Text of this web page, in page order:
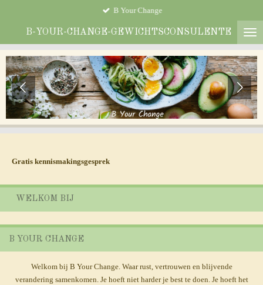
hoofdinhoud
B-YOUR-CHANGE-GEWICHTSCONSULENTE
B Your Change
Gratis kennismakingsgesprek
WELKOM BIJ
B YOUR CHANGE
Welkom bij B Your Change. Waar rust, vertrouwen en blijvende
verandering samenkomen. Je hoeft niet harder je best te doen. Je hoeft het